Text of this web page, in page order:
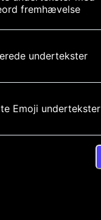
fremhævelse
undertekster
Emoji undertekster